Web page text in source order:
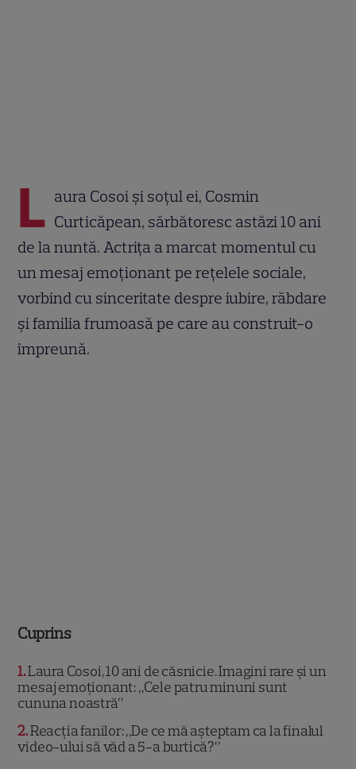
L aura Cosoi și soțul ei, Cosmin
Curticăpean, sărbătoresc astăzi 10 ani
de la nuntă. Actrița a marcat momentul cu
un mesaj emoționant pe rețelele sociale,
vorbind cu sinceritate despre iubire, răbdare
și familia frumoasă pe care au construit-o
împreună.
Cuprins
1 Laura Cosoi, 10 ani de căsnicie. Imagini rare și un
mesaj emoționant: „Cele patru minuni sunt
cununa noastră”
2 Reacția fanilor: „De ce mă așteptam ca la finalul
video-ului să văd a 5-a burtică?”